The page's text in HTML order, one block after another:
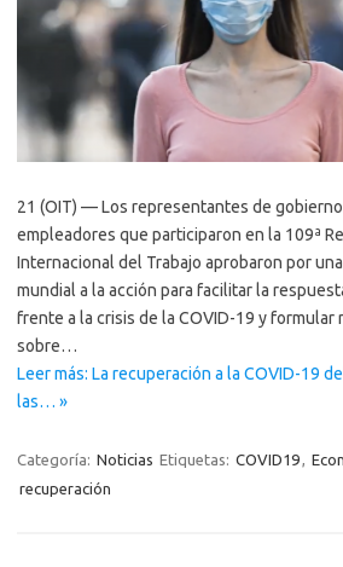
21 (OIT) — Los representantes de
empleadores que participaron en la 109ª
Internacional del Trabajo aprobaron por
mundial a la acción para facilitar la
frente a la crisis de la COVID-19 y formular
sobre…
Leer más: La recuperación a la COVID-19
las… »
Categoría: Noticias Etiquetas: COVID19,
recuperación